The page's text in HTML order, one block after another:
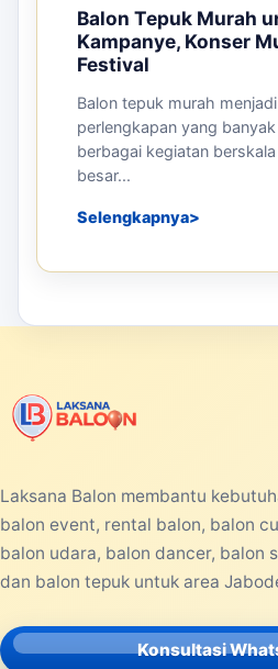
Balon Tepuk Murah
Kampanye, Konser
Festival
Balon tepuk murah
perlengkapan yang
berbagai kegiatan
besar...
Selengkapnya
Laksana Balon membantu
balon event, rental balon, balon
balon udara, balon dancer, balon
dan balon tepuk untuk area
Konsultasi